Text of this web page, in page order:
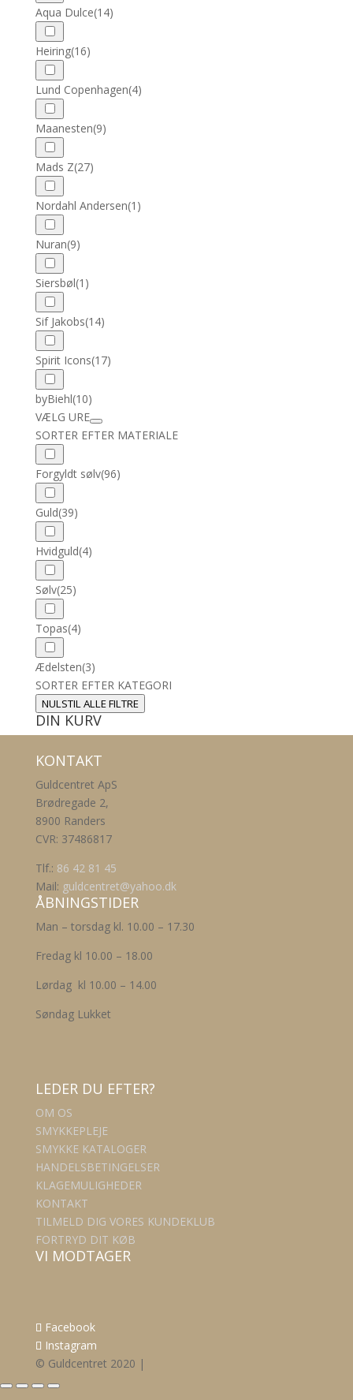
Aqua Dulce(14)
Heiring(16)
Lund Copenhagen(4)
Maanesten(9)
Mads Z(27)
Nordahl Andersen(1)
Nuran(9)
Siersbøl(1)
Sif Jakobs(14)
Spirit Icons(17)
byBiehl(10)
VÆLG URE
SORTER EFTER MATERIALE
Forgyldt sølv(96)
Guld(39)
Hvidguld(4)
Sølv(25)
Topas(4)
Ædelsten(3)
SORTER EFTER KATEGORI
NULSTIL ALLE FILTRE
DIN KURV
KONTAKT
Guldcentret ApS
Brødregade 2,
8900 Randers
CVR: 37486817
Tlf.: 86 42 81 45
Mail: guldcentret@yahoo.dk
ÅBNINGSTIDER
Man – torsdag kl. 10.00 – 17.30
Fredag kl 10.00 – 18.00
Lørdag kl 10.00 – 14.00
Søndag Lukket
LEDER DU EFTER?
OM OS
SMYKKEPLEJE
SMYKKE KATALOGER
HANDELSBETINGELSER
KLAGEMULIGHEDER
KONTAKT
TILMELD DIG VORES KUNDEKLUB
FORTRYD DIT KØB
VI MODTAGER
Facebook
Instagram
© Guldcentret 2020 |